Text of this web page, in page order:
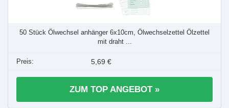
50 Stück Ölwechsel anhänger 6x10cm, Ölwechselzettel Ölzettel
mit draht ...
5,69 €
ZUM TOP ANGEBOT »